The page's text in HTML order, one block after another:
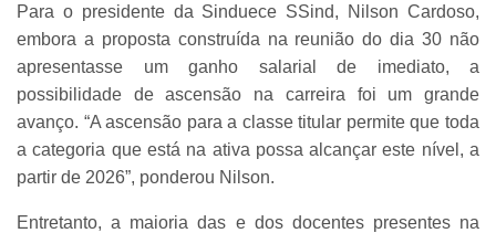
Para o presidente da Sinduece SSind, Nilson Cardoso,
embora a proposta construída na reunião do dia 30 não
apresentasse um ganho salarial de imediato, a
possibilidade de ascensão na carreira foi um grande
avanço. “A ascensão para a classe titular permite que toda
a categoria que está na ativa possa alcançar este nível, a
partir de 2026”, ponderou Nilson.
Entretanto, a maioria das e dos docentes presentes na